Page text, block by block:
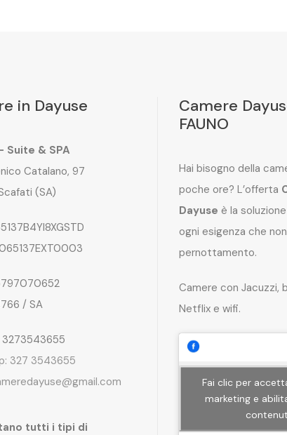
in Dayuse
Suite & SPA
Catalano, 97
(SA)
/ SA
3273543655
327 3543655
tutti i tipi di
Camere
FAUNO
Hai bisogno della
poche ore? L’offerta
Dayuse è la
ogni esigenza che
pernottamento.
Camere con Jacuzzi,
Netflix e wifi.
Fai clic per
marketing e